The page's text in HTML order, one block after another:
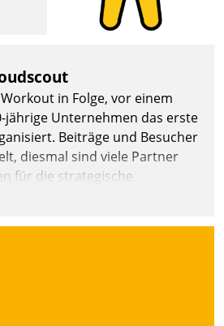
es
in Folge, vor einem
jährige Unternehmen das erste
Beiträge und Besucher
diesmal sind viele Partner
für die strategische
Kunden.